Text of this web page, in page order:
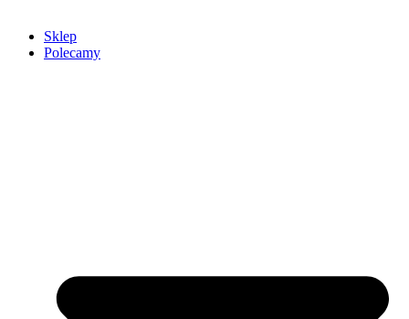
Sklep
Polecamy